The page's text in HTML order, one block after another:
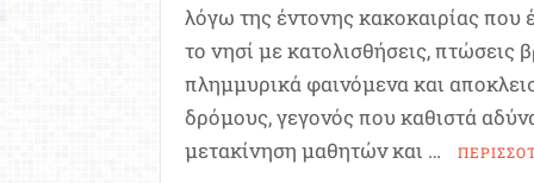
λόγω της έντονης κακοκαιρίας που
το νησί με κατολισθήσεις, πτώσεις
πλημμυρικά φαινόμενα και
δρόμους, γεγονός που καθιστά
μετακίνηση μαθητών και …